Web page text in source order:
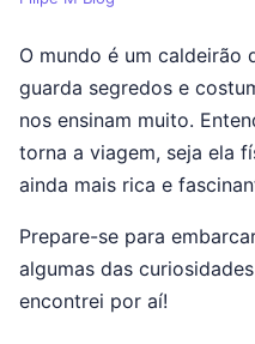
O mundo é um caldeirão
guarda segredos e
nos ensinam muito.
torna a viagem, seja ela
ainda mais rica e
Prepare-se para
algumas das
encontrei por aí!